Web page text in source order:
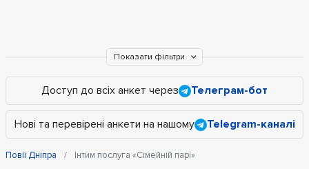
Показати фільтри
Доступ до всіх анкет через Телеграм-бот
Нові та перевірені анкети на нашому Telegram-каналі
Повії Дніпра Інтим послуга «Сімейній парі»